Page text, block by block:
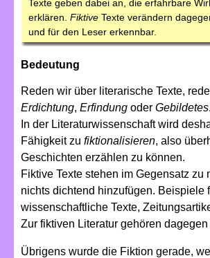
Texte geben dabei an, die erfahrbare
erklären. Fiktive Texte verändern
und für den Leser erkennbar.
Bedeutung
Reden wir über literarische Texte,
Erdichtung, Erfindung oder Gebildetes
In der Literaturwissenschaft wird
Fähigkeit zu fiktionalisieren, also
Geschichten erzählen zu können.
Fiktive Texte stehen im Gegensatz
nichts dichtend hinzufügen.
wissenschaftliche Texte,
Zur fiktiven Literatur gehören
Übrigens wurde die Fiktion gerade,